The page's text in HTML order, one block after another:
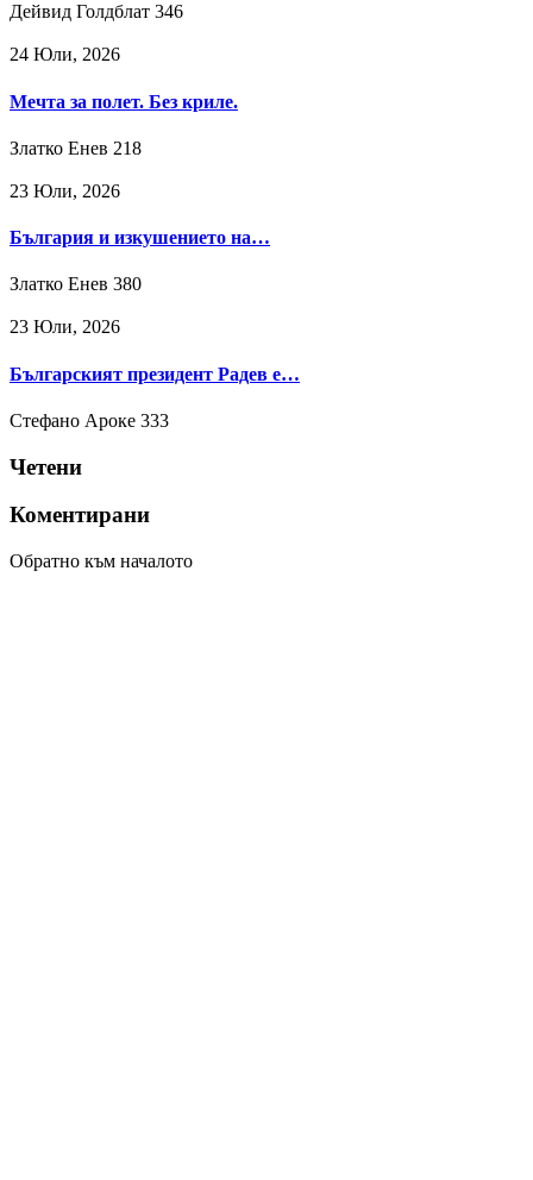
Дейвид Голдблат 346
24 Юли, 2026
Мечта за полет. Без криле.
Златко Енев 218
23 Юли, 2026
България и изкушението на…
Златко Енев 380
23 Юли, 2026
Българският президент Радев е…
Стефано Ароке 333
Четени
Коментирани
Обратно към началото